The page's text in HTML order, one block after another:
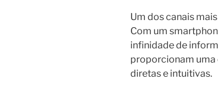
Um dos canais
Com um
infinidade de
proporcionam uma
diretas e intuitivas.